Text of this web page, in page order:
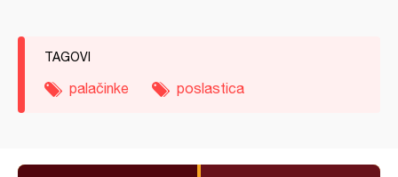
TAGOVI
palačinke poslastica